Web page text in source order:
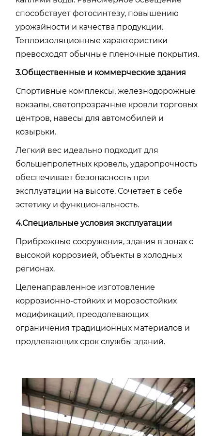
способствует фотосинтезу, повышению
урожайности и качества продукции.
Теплоизоляционные характеристики
превосходят обычные пленочные покрытия.
3.Общественные и коммерческие здания
Спортивные комплексы, железнодорожные
вокзалы, светопрозрачные кровли торговых
центров, навесы для автомобилей и
козырьки.
Легкий вес идеально подходит для
большепролетных кровель, ударопрочность
обеспечивает безопасность при
эксплуатации на высоте. Сочетает в себе
эстетику и функциональность.
4.Специальные условия эксплуатации
Прибрежные сооружения, здания в зонах с
высокой коррозией, объекты в холодных
регионах.
Целенаправленное изготовление
коррозионно-стойких и морозостойких
модификаций, преодолевающих
ограничения традиционных материалов и
продлевающих срок службы зданий.